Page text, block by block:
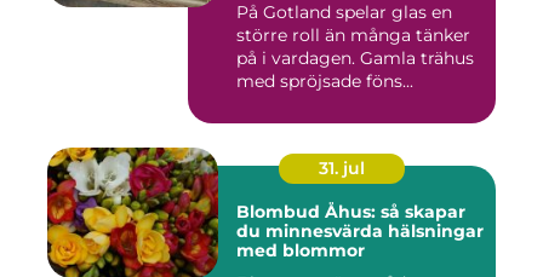
På Gotland spelar glas en
större roll än många tänker
på i vardagen. Gamla trähus
med spröjsade föns...
31. jul
Blombud Åhus: så skapar
du minnesvärda hälsningar
med blommor